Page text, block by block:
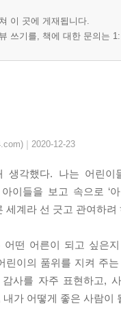
이 곳에 게재됩니다.
쓰기를, 책에 대한 문의는
| 2020-12-23
생각했다. 나는 어린
이들을 보고 속으로 ‘
세계라 선 긋고 관여하
어떤 어른이 되고 싶은
린이의 품위를 지켜 주
사를 자주 표현하고,
가 어떻게 좋은 사람이